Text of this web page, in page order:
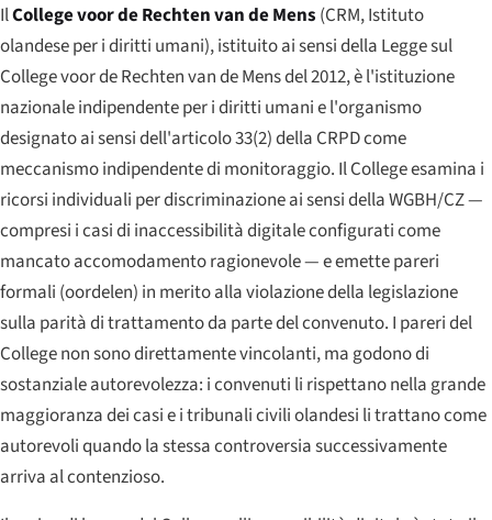
IlCollege voor de Rechten van de Mens (CRM, Istituto
olandese per i diritti umani), istituito ai sensi della Legge sul
College voor de Rechten van de Mens del 2012, è l'istituzione
nazionale indipendente per i diritti umani e l'organismo
designato ai sensi dell'articolo 33(2) della CRPD come
meccanismo indipendente di monitoraggio. Il College esamina i
ricorsi individuali per discriminazione ai sensi della WGBH/CZ —
compresi i casi di inaccessibilità digitale configurati come
mancato accomodamento ragionevole — e emette pareri
formali (oordelen) in merito alla violazione della legislazione
sulla parità di trattamento da parte del convenuto. I pareri del
College non sono direttamente vincolanti, ma godono di
sostanziale autorevolezza: i convenuti li rispettano nella grande
maggioranza dei casi e i tribunali civili olandesi li trattano come
autorevoli quando la stessa controversia successivamente
arriva al contenzioso.